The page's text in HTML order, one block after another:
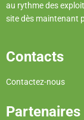
au rythme des
site dès maintenant
Contacts
Contactez-nous
Partenaires